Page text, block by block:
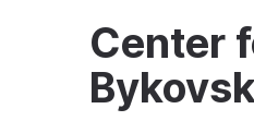
Center